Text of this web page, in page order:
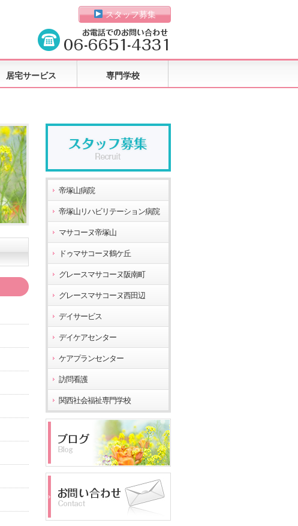
スタッフ募集
居宅サービス 専門学校
帝塚山病院
帝塚山リハビリテーション病院
マサコーヌ帝塚山
ドゥマサコーヌ鶴ケ丘
グレースマサコーヌ阪南町
グレースマサコーヌ西田辺
デイサービス
デイケアセンター
ケアプランセンター
訪問看護
関西社会福祉専門学校